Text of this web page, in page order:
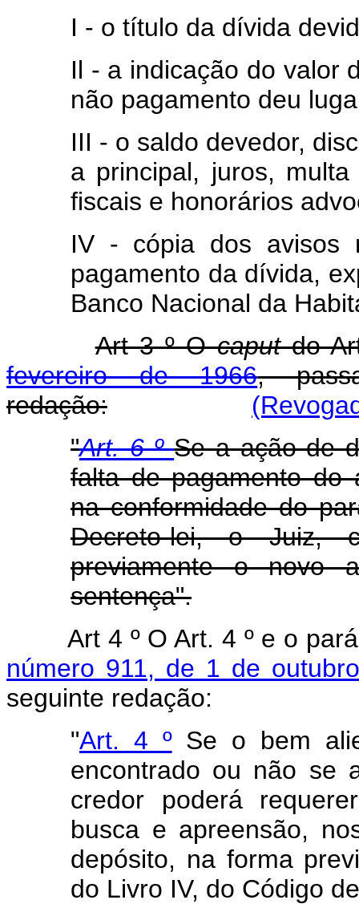
I - o título da dívida
Il - a indicação do valor
não pagamento deu
III - o saldo devedor,
a principal, juros,
fiscais e honorários
IV - cópia dos avisos
pagamento da dívida,
Banco Nacional da
Art 3 º Ocaputdo
fevereiro de 1966,
redação:
"Art. 6 ºSe a ação de
falta de pagamento do
na conformidade do
Decreto-lei, o Juiz,
previamente o novo
sentença".
Art 4 º O Art. 4 º e o
número 911, de 1 de
seguinte redação:
"Art. 4 ºSe o bem
encontrado ou não se
credor poderá
busca e apreensão,
depósito, na forma
do Livro IV, do Código